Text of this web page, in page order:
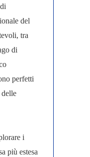
del
tra
di
perfetti
delle
i
più estesa